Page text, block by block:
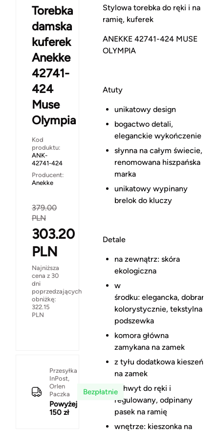
Torebka
damska
kuferek
Anekke
42741-
424
Muse
Olympia
Kod
produktu:
ANK-
42741-424
Producent:
Anekke
379.00
PLN
303.20
PLN
Najniższa
cena z 30
dni
poprzedzających
obniżkę:
322.15
PLN
Przesyłka
InPost,
Orlen
Paczka
Powyżej
150 zł
Bezpłatnie
Stylowa torebka do ręki i na
ramię, kuferek
ANEKKE 42741-424 MUSE
OLYMPIA
Atuty
unikatowy design
bogactwo detali,
eleganckie wykończenie
słynna na całym świecie,
renomowana hiszpańska
marka
unikatowy wypinany
brelok do kluczy
Detale
na zewnątrz: skóra
ekologiczna
w
środku: elegancka, dobrana
kolorystycznie, tekstylna
podszewka
komora główna
zamykana na zamek
z tyłu dodatkowa kieszeń
na zamek
uchwyt do ręki i
regulowany, odpinany
pasek na ramię
wnętrze: kieszonka na